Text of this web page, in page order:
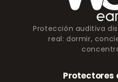
Protección auditiva
real: dormir,
Protectores